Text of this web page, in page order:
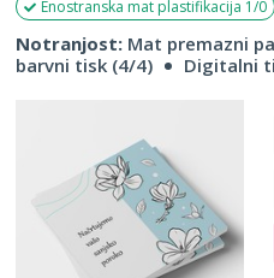
Enostranska mat plastifikacija 1/0
Notranjost: Mat premazni
barvni tisk (4/4)
Digitalni